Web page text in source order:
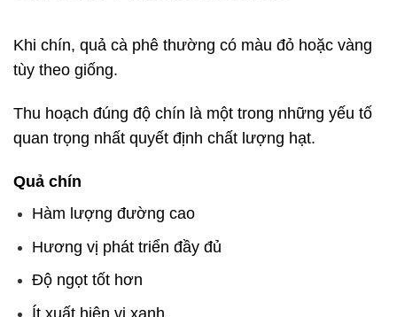
Khi chín, quả cà phê thường có màu đỏ hoặc vàng
tùy theo giống.
Thu hoạch đúng độ chín là một trong những yếu tố
quan trọng nhất quyết định chất lượng hạt.
Quả chín
Hàm lượng đường cao
Hương vị phát triển đầy đủ
Độ ngọt tốt hơn
Ít xuất hiện vị xanh